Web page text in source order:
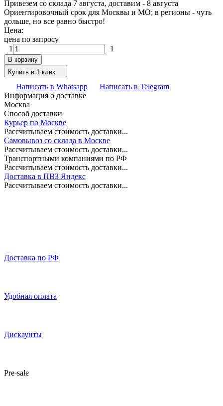
Привезем со склада 7 августа, доставим - 8 августа
Ориентировочный срок для Москвы и МО; в регионы - чуть
дольше, но все равно быстро!
Цена:
цена по запросу
1
1
В корзину
Купить в 1 клик
Написать в Whatsapp
Написать в Telegram
Информация о доставке
Москва
Способ доставки
Курьер по Москве
Рассчитываем стоимость доставки...
Самовывоз со склада в Москве
Рассчитываем стоимость доставки...
Транспортными компаниями по РФ
Рассчитываем стоимость доставки...
Доставка в ПВЗ Яндекс
Рассчитываем стоимость доставки...
Доставка по РФ
Удобная оплата
Дискаунты
Pre-sale